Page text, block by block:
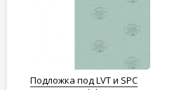
Подложка под LVT и SPC